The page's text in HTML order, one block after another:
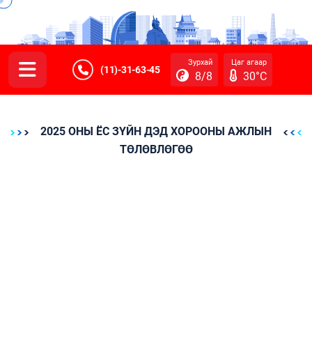
(11)-31-63-45
Зурхай
8/8
Цаг агаар
30°C
2025 ОНЫ ЁС ЗҮЙН ДЭД ХОРООНЫ АЖЛЫН
ТӨЛӨВЛӨГӨӨ